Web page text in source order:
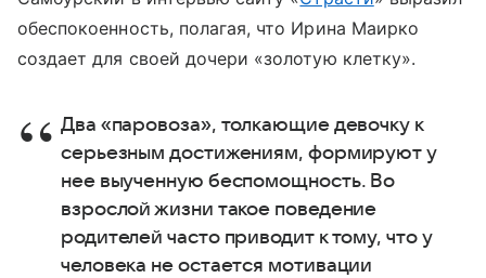
обеспокоенность, полагая, что Ирина Маирко
создает для своей дочери «золотую клетку».
Два «паровоза», толкающие девочку к
серьезным достижениям, формируют у
нее выученную беспомощность. Во
взрослой жизни такое поведение
родителей часто приводит к тому, что у
человека не остается мотивации